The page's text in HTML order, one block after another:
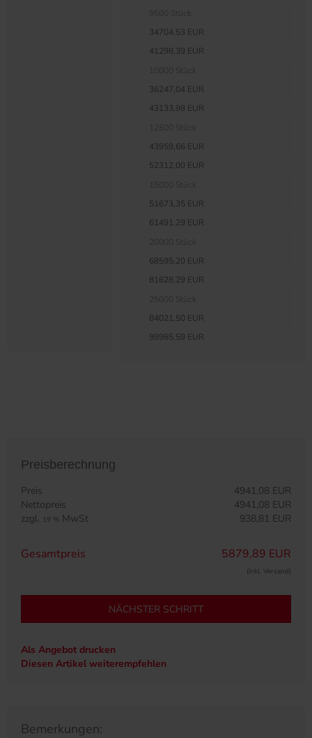
34704,53 EUR
41298,39 EUR
36247,04 EUR
43133,98 EUR
43959,66 EUR
52312,00 EUR
51673,35 EUR
61491,29 EUR
68595,20 EUR
81628,29 EUR
84021,50 EUR
99985,59 EUR
Preisberechnung
Preis
4941,08 EUR
Nettopreis
4941,08 EUR
zzgl. 19 % MwSt 938,81 EUR
Gesamtpreis 5879,89 EUR
(inkl. Versand)
NÄCHSTER SCHRITT
Als Angebot drucken
Diesen Artikel weiterempfehlen
Bemerkungen: